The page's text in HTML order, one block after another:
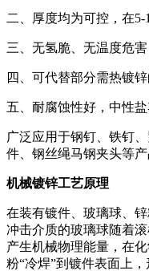
二、厚度均为可控，在5-
三、无氢脆、无温度危
四、可代替部分需热镀锌
五、耐腐蚀性好，中性盐
广泛应用于钢钉、铁钉
件、钢丝绳马钢夹头等产
机械镀锌工艺原理
在装有镀件、玻璃球、
冲击介质的玻璃球随着
产生机械物理能量，在
粉“冷焊”到镀件表面上